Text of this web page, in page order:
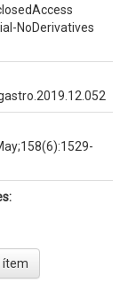
NoDerivatives
ítem